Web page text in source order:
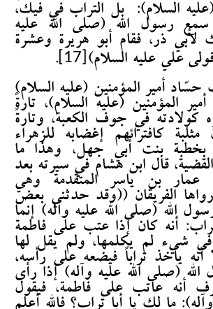
السلام):
بل التراب في فيك،
سمع رسول الله (صلى الله عليه
لأبي ذر، فقام أبو هريرة وعشرة
علي عليه السلام)
.
أمير المؤمنين (عليه السلام)
المؤمنين (عليه السلام)، تارةً
كولادته في جوف الكعبة، وتارةً
مثلبة كافترائهم إغضابه للزهراء
بخِطبة بنت أبي جهل، وهذا ما
قال ابن هشام في سيرته بعد
عمار بن ياسر المتقدمة وهي
الفريقان ((وقد حدثني بعض
الله (صلى الله عليه وآله) إنما
أنه كان إذا عتب على فاطمة
في شيء لم يكلمها، ولم يقل لها
أنه يأخذ تراباً فيضعه على رأسه،
(صلى الله عليه وآله) إذا رأى
أنه عاتب على فاطمة، فيقول